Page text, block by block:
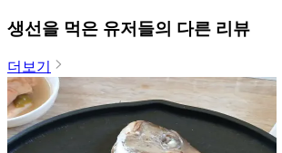
생선을 먹은 유저들의 다른 리뷰
더보기